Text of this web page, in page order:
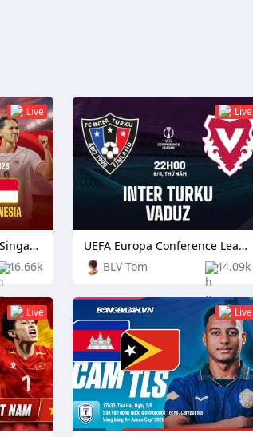
Live
46.66k
ASEAN Championship: Singapore vs Indonesia
Live
BLV Tom 44.09k
UEFA Europa Conference League: TPS Turku vs Independiente Rivadavia
Live Live